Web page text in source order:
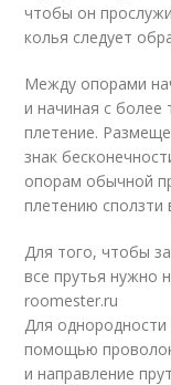
чтобы он
колья следует
Между опорами
и начиная с более
плетение.
знак
опорам обычной
плетению сползти
Для того, чтобы
все прутья нужно
roomester.ru
Для
помощью
и направление